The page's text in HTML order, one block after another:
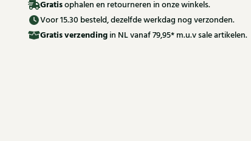
Gratisophalen en retourneren in onze winkels.
Voor 15.30 besteld, dezelfde werkdag nog verzonden.
Gratisverzending in NL vanaf 79,95* m.u.v sale artikelen.